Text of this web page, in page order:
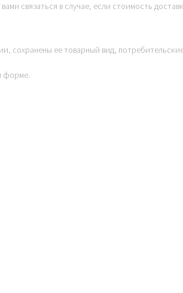
связаться в случае, если стоимость
сохранены ее товарный вид,
форме.